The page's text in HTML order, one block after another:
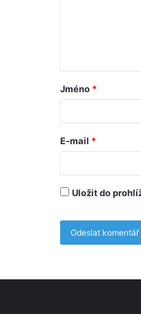
Jméno *
E-mail *
Uložit do